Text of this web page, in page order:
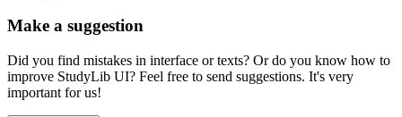
Make a suggestion
Did you find mistakes in interface or texts? Or do you know how to
improve StudyLib UI? Feel free to send suggestions. It's very
important for us!